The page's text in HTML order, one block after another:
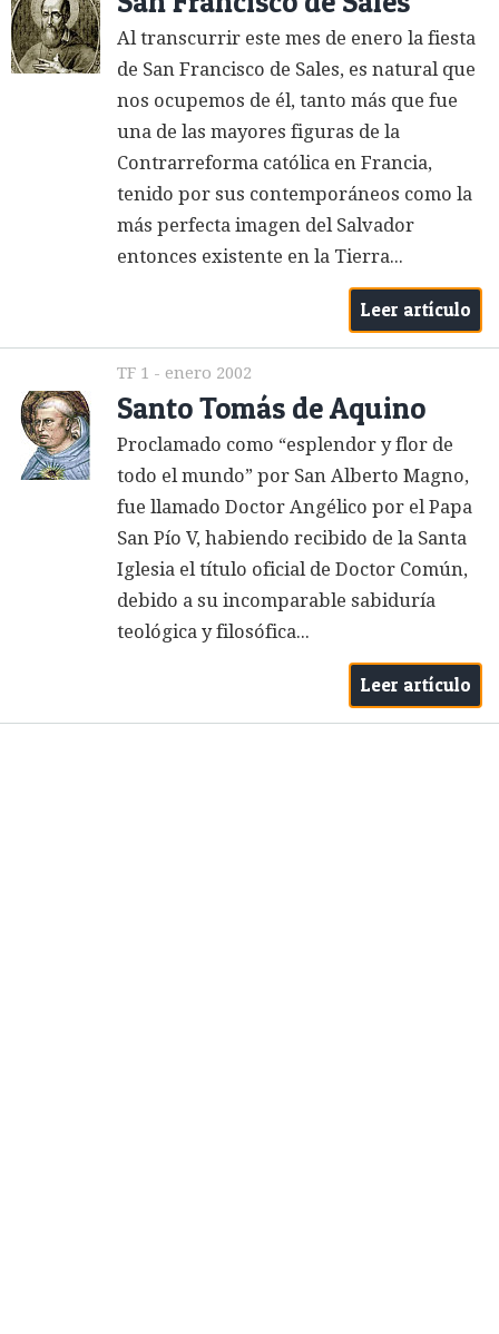
Al transcurrir este mes de enero la fiesta
de San Francisco de Sales, es natural que
nos ocupemos de él, tanto más que fue
una de las mayores figuras de la
Contrarreforma católica en Francia,
tenido por sus contemporáneos como la
más perfecta imagen del Salvador
entonces existente en la Tierra...
Leer artículo
TF 1 - enero 2002
Santo Tomás de Aquino
Proclamado como “esplendor y flor de
todo el mundo” por San Alberto Magno,
fue llamado Doctor Angélico por el Papa
San Pío V, habiendo recibido de la Santa
Iglesia el título oficial de Doctor Común,
debido a su incomparable sabiduría
teológica y filosófica...
Leer artículo